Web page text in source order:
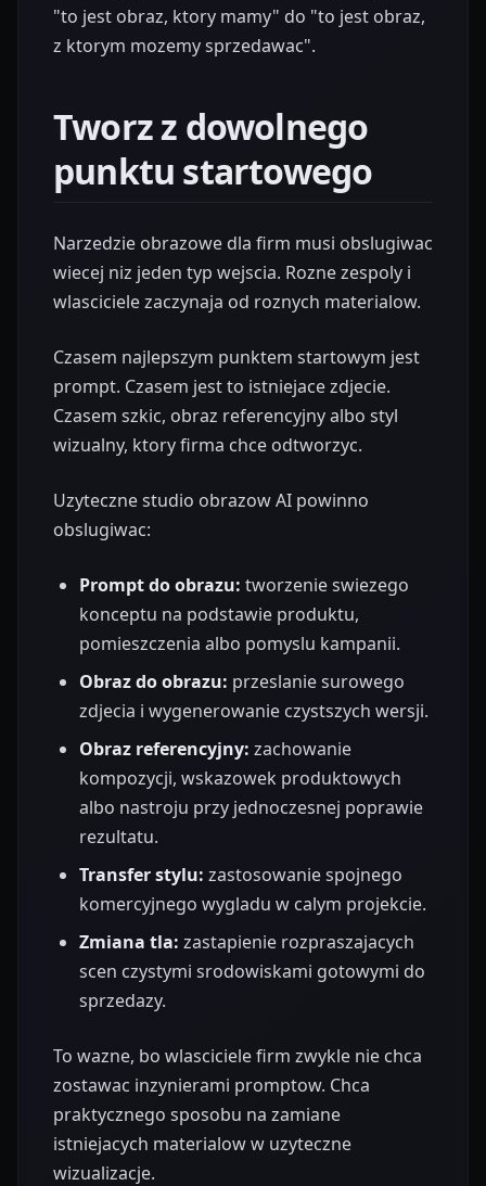
"to jest obraz, ktory mamy" do "to jest obraz,
z ktorym mozemy sprzedawac".
Tworz z dowolnego
punktu startowego
Narzedzie obrazowe dla firm musi obslugiwac
wiecej niz jeden typ wejscia. Rozne zespoly i
wlasciciele zaczynaja od roznych materialow.
Czasem najlepszym punktem startowym jest
prompt. Czasem jest to istniejace zdjecie.
Czasem szkic, obraz referencyjny albo styl
wizualny, ktory firma chce odtworzyc.
Uzyteczne studio obrazow AI powinno
obslugiwac:
Prompt do obrazu: tworzenie swiezego
konceptu na podstawie produktu,
pomieszczenia albo pomyslu kampanii.
Obraz do obrazu: przeslanie surowego
zdjecia i wygenerowanie czystszych wersji.
Obraz referencyjny: zachowanie
kompozycji, wskazowek produktowych
albo nastroju przy jednoczesnej poprawie
rezultatu.
Transfer stylu: zastosowanie spojnego
komercyjnego wygladu w calym projekcie.
Zmiana tla: zastapienie rozpraszajacych
scen czystymi srodowiskami gotowymi do
sprzedazy.
To wazne, bo wlasciciele firm zwykle nie chca
zostawac inzynierami promptow. Chca
praktycznego sposobu na zamiane
istniejacych materialow w uzyteczne
wizualizacje.